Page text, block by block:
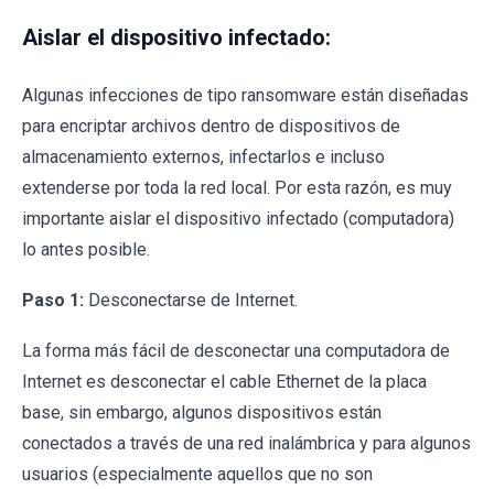
Aislar el dispositivo infectado:
Algunas infecciones de tipo ransomware están diseñadas
para encriptar archivos dentro de dispositivos de
almacenamiento externos, infectarlos e incluso
extenderse por toda la red local. Por esta razón, es muy
importante aislar el dispositivo infectado (computadora)
lo antes posible.
Paso 1: Desconectarse de Internet.
La forma más fácil de desconectar una computadora de
Internet es desconectar el cable Ethernet de la placa
base, sin embargo, algunos dispositivos están
conectados a través de una red inalámbrica y para algunos
usuarios (especialmente aquellos que no son